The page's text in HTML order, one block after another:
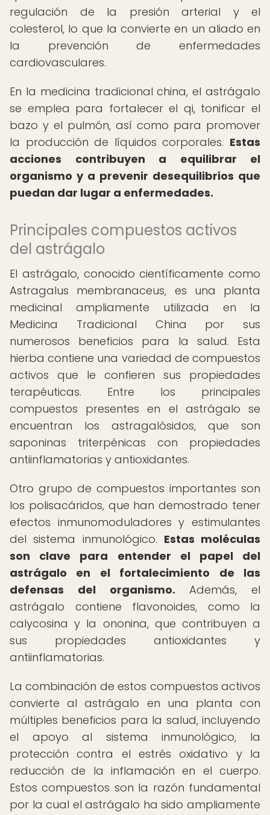
regulación de la presión arterial y el
colesterol, lo que la convierte en un aliado en
la prevención de enfermedades
cardiovasculares.
En la medicina tradicional china, el astrágalo
se emplea para fortalecer el qi, tonificar el
bazo y el pulmón, así como para promover
la producción de líquidos corporales. Estas
acciones contribuyen a equilibrar el
organismo y a prevenir desequilibrios que
puedan dar lugar a enfermedades.
Principales compuestos activos
del astrágalo
El astrágalo, conocido científicamente como
Astragalus membranaceus, es una planta
medicinal ampliamente utilizada en la
Medicina Tradicional China por sus
numerosos beneficios para la salud. Esta
hierba contiene una variedad de compuestos
activos que le confieren sus propiedades
terapéuticas. Entre los principales
compuestos presentes en el astrágalo se
encuentran los astragalósidos, que son
saponinas triterpénicas con propiedades
antiinflamatorias y antioxidantes.
Otro grupo de compuestos importantes son
los polisacáridos, que han demostrado tener
efectos inmunomoduladores y estimulantes
del sistema inmunológico. Estas moléculas
son clave para entender el papel del
astrágalo en el fortalecimiento de las
defensas del organismo. Además, el
astrágalo contiene flavonoides, como la
calycosina y la ononina, que contribuyen a
sus propiedades antioxidantes y
antiinflamatorias.
La combinación de estos compuestos activos
convierte al astrágalo en una planta con
múltiples beneficios para la salud, incluyendo
el apoyo al sistema inmunológico, la
protección contra el estrés oxidativo y la
reducción de la inflamación en el cuerpo.
Estos compuestos son la razón fundamental
por la cual el astrágalo ha sido ampliamente